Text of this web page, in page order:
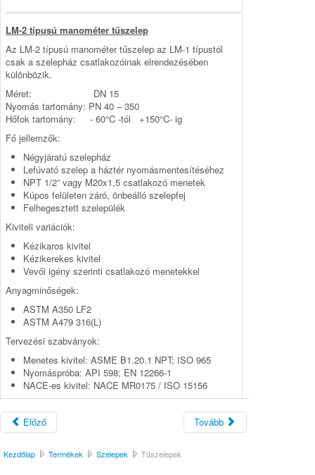
LM-2 típusú manométer tűszelep
Az LM-2 típusú manométer tűszelep az LM-1 típustól
csak a szelepház csatlakozóinak elrendezésében
különbözik.
Méret: DN 15
Nyomás tartomány: PN 40 – 350
Hőfok tartomány: - 60°C -tól +150°C- ig
Fő jellemzők:
Négyjáratú szelepház
Lefúvató szelep a háztér nyomásmentesítéséhez
NPT 1/2” vagy M20x1,5 csatlakozó menetek
Kúpos felületen záró, önbeálló szelepfej
Felhegesztett szelepülék
Kiviteli variációk:
Kézikaros kivitel
Kézikerekes kivitel
Vevői igény szerinti csatlakozó menetekkel
Anyagminőségek:
ASTM A350 LF2
ASTM A479 316(L)
Tervezési szabványok:
Menetes kivitel: ASME B1.20.1 NPT; ISO 965
Nyomáspróba: API 598; EN 12266-1
NACE-es kivitel: NACE MR0175 / ISO 15156
Előző Tovább
Kezdőlap Termékek Szelepek Tűszelepek